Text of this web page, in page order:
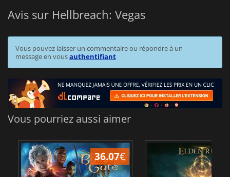
Avis sur Hellbreach: Vegas
Vous pouvez laisser un commentaire ou répondre à un
message en vousauthentifiant
Vous pourriez aussi aimer
36.07€